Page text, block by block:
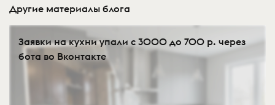
Другие материалы блога
Заявки на кухни упали с 3000 до 700 р. через
бота во Вконтакте